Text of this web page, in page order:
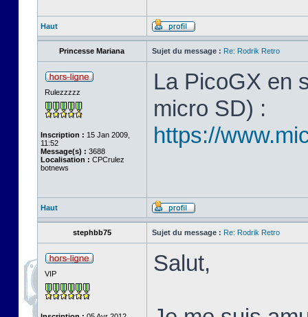
Haut
Princesse Mariana Sujet du message : Re: Rodrik Retro
Rulezzzzz
Inscription : 15 Jan 2009,
11:52
Message(s) : 3688
Localisation : CPCrulez
botnews
La PicoGX en
micro SD) :
https://
Haut
stephbb75 Sujet du message : Re: Rodrik Retro
VIP Salut,